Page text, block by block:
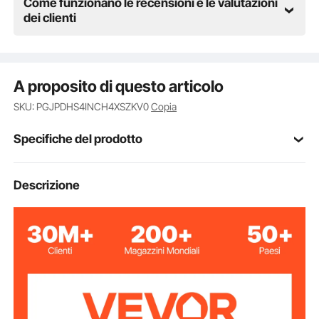
dei clienti
A proposito di questo articolo
SKU: PGJPDHS4INCH4XSZKV0Copia
Specifiche del prodotto
Numero modello
articolo
Materiale cinghia
verricello
poliestere
Lunghezza
Descrizione